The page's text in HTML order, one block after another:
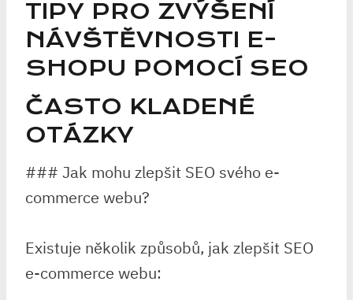
TIPY PRO ZVÝŠENÍ
NÁVŠTĚVNOSTI E-
SHOPU POMOCÍ SEO
ČASTO KLADENÉ
OTÁZKY
### Jak mohu zlepšit SEO svého e-
commerce webu?
Existuje několik způsobů, jak zlepšit SEO
e-commerce webu: